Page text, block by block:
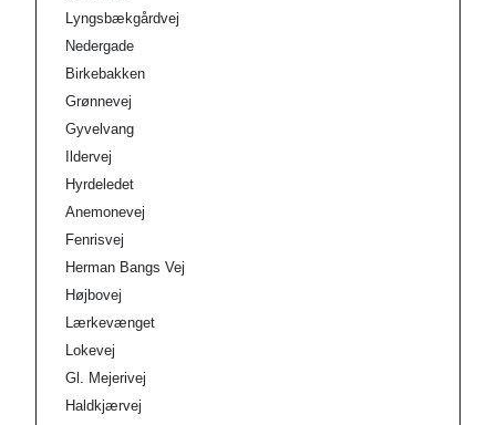
Lyngsbækgårdvej
Nedergade
Birkebakken
Grønnevej
Gyvelvang
Ildervej
Hyrdeledet
Anemonevej
Fenrisvej
Herman Bangs Vej
Højbovej
Lærkevænget
Lokevej
Gl. Mejerivej
Haldkjærvej